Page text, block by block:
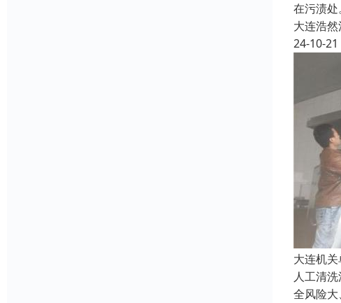
在污渍
大连浩
24-10-21
大连机
人工清
全风险